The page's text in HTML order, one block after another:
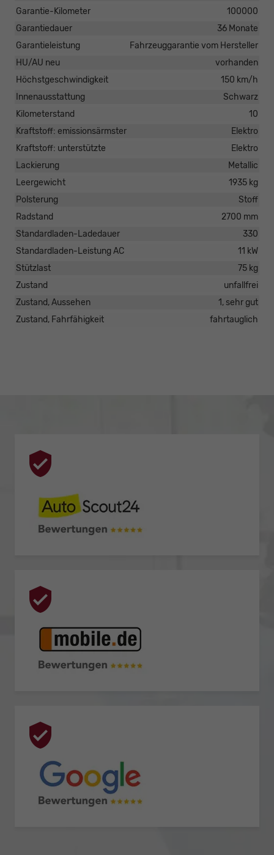
Garantie-Kilometer
100000
Garantiedauer
36 Monate
Garantieleistung
Fahrzeuggarantie vom Hersteller
HU/AU neu
vorhanden
Höchstgeschwindigkeit
150 km/h
Innenausstattung
Schwarz
Kilometerstand
10
Kraftstoff: emissionsärmster
Elektro
Kraftstoff: unterstützte
Elektro
Lackierung
Metallic
Leergewicht
1935 kg
Polsterung
Stoff
Radstand
2700 mm
Standardladen-Ladedauer
330
Standardladen-Leistung AC
11 kW
Stützlast
75 kg
Zustand
unfallfrei
Zustand, Aussehen
1, sehr gut
Zustand, Fahrfähigkeit
fahrtauglich